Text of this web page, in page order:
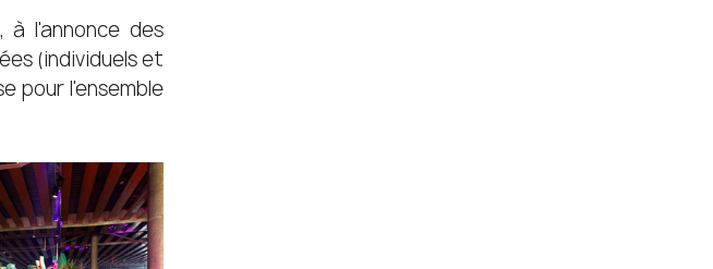
l'annonce des
(individuels et
pour l'ensemble